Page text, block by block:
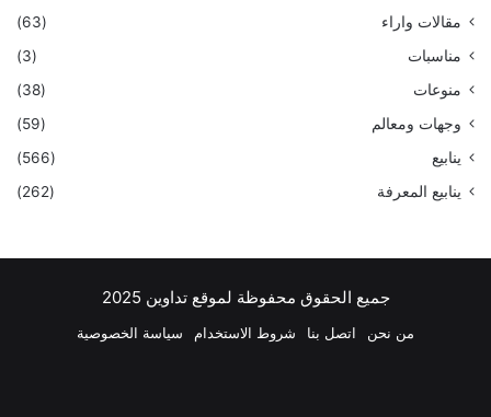
مقالات واراء
(63)
مناسبات
(3)
منوعات
(38)
وجهات ومعالم
(59)
ينابيع
(566)
ينابيع المعرفة
(262)
جميع الحقوق محفوظة لموقع تداوين 2025
من نحن اتصل بنا شروط الاستخدام سياسة الخصوصية